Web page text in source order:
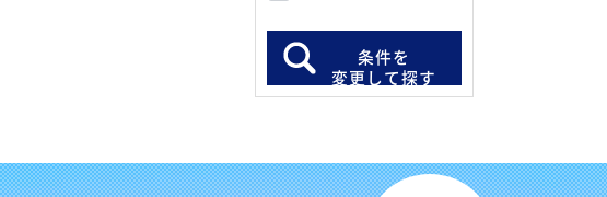
条件を
変更して探す